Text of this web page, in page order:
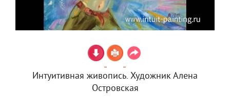
Интуитивная живопись. Художник Алена
Островская